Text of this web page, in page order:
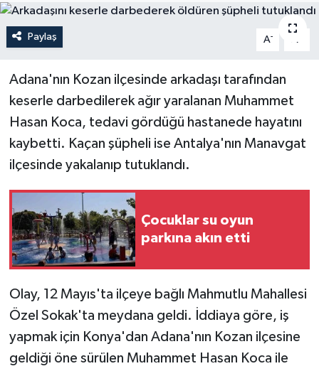
Paylaş A- A
Adana'nın Kozan ilçesinde arkadaşı tarafından
keserle darbedilerek ağır yaralanan Muhammet
Hasan Koca, tedavi gördüğü hastanede hayatını
kaybetti. Kaçan şüpheli ise Antalya'nın Manavgat
ilçesinde yakalanıp tutuklandı.
Çocuklar su oyun
parkına akın etti
Olay, 12 Mayıs'ta ilçeye bağlı Mahmutlu Mahallesi
Özel Sokak'ta meydana geldi. İddiaya göre, iş
yapmak için Konya'dan Adana'nın Kozan ilçesine
geldiği öne sürülen Muhammet Hasan Koca ile